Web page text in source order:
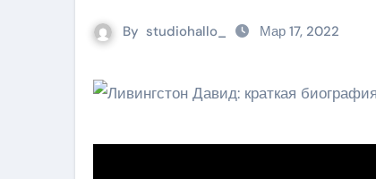
By studiohallo_ Мар 17, 2022